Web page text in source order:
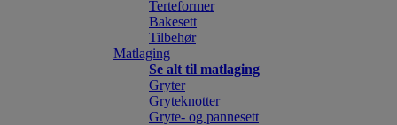
Terteformer
Bakesett
Tilbehør
Matlaging
Se alt til matlaging
Gryter
Gryteknotter
Gryte- og pannesett